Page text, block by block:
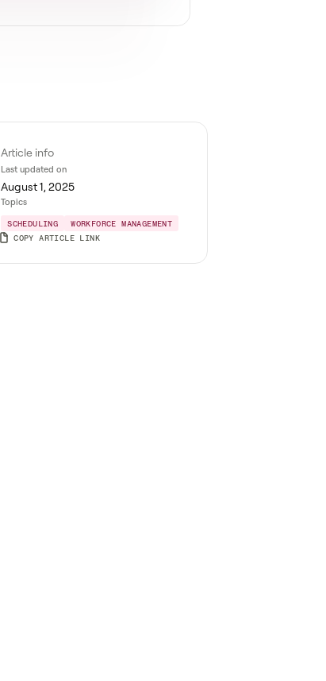
Article info
Last updated on
August 1, 2025
Topics
SCHEDULING
WORKFORCE MANAGEMENT
COPY ARTICLE LINK